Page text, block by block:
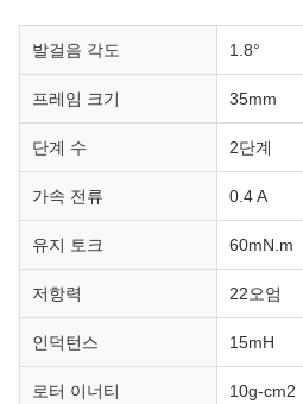
발걸음 각도 1.8°
프레임 크기 35mm
단계 수 2단계
가속 전류 0.4 A
유지 토크 60mN.m
저항력 22오엄
인덕턴스 15mH
로터 이너티 10g-cm2